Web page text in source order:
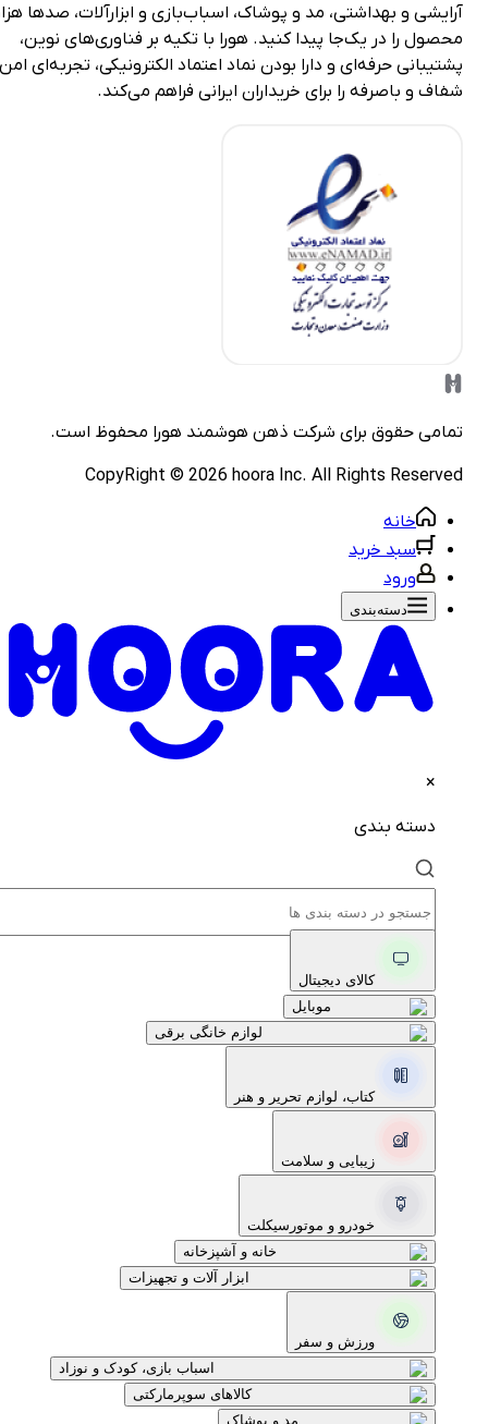
و بهداشتی، مد و پوشاک، اسباب‌بازی و ابزارآلات، صدها هزار
را در یک‌جا پیدا کنید. هورا با تکیه بر فناوری‌های نوین،
حرفه‌ای و دارا بودن نماد اعتماد الکترونیکی، تجربه‌ای امن،
و باصرفه را برای خریداران ایرانی فراهم می‌کند.
حقوق برای شرکتذهن هوشمند هورامحفوظ است.
CopyRight ©2026hoora Inc. All Rights
خانه
سبد خرید
ورود
دسته‌بندی‌
دسته بندی
کالای دیجیتال
موبایل
لوازم خانگی برقی
کتاب، لوازم تحریر و هنر
زیبایی و سلامت
خودرو و موتورسیکلت
خانه و آشپزخانه
ابزار آلات و تجهیزات
ورزش و سفر
اسباب بازی، کودک و نوزاد
کالاهای سوپرمارکتی
مد و پوشاک